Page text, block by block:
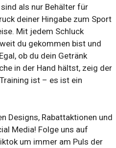
als nur Behälter für
deiner Hingabe zum Sport
Mit jedem Schluck
du gekommen bist und
ob du dein Getränk
in der Hand hältst, zeig der
ist – es ist ein
Designs, Rabattaktionen und
Media! Folge uns auf
um immer am Puls der